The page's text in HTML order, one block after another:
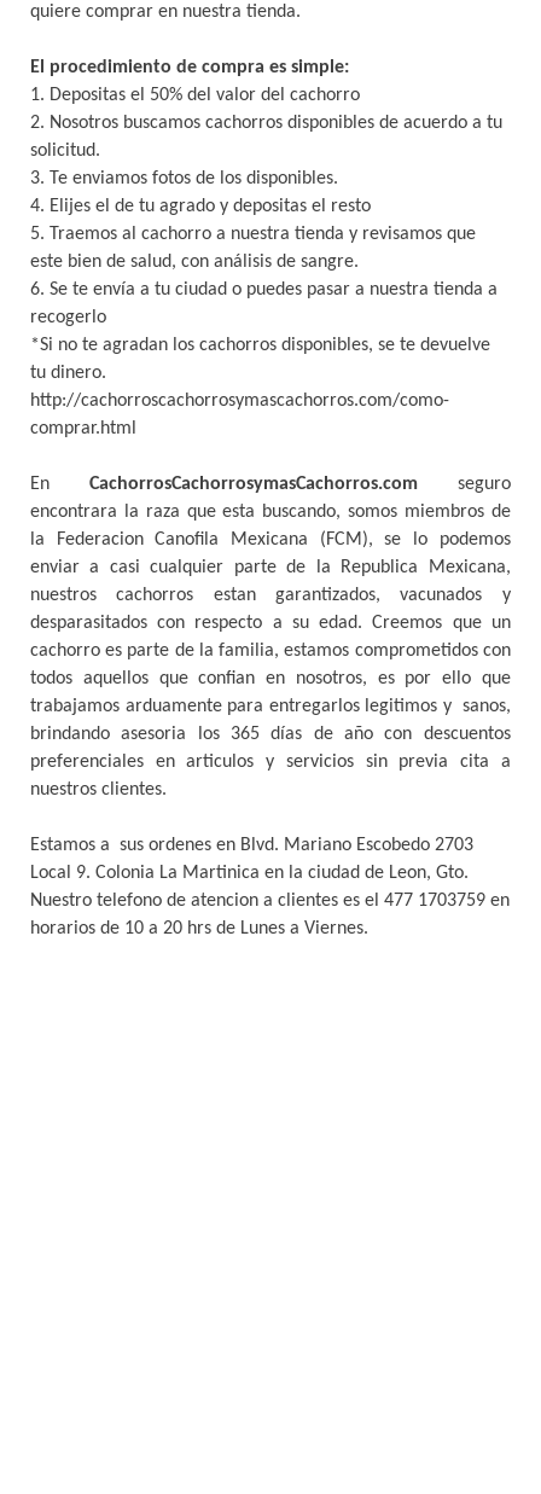
quiere comprar en nuestra tienda.
El procedimiento de compra es simple:
1. Depositas el 50% del valor del cachorro
2. Nosotros buscamos cachorros disponibles de acuerdo a tu
solicitud.
3. Te enviamos fotos de los disponibles.
4. Elijes el de tu agrado y depositas el resto
5. Traemos al cachorro a nuestra tienda y revisamos que
este bien de salud, con análisis de sangre.
6. Se te envía a tu ciudad o puedes pasar a nuestra tienda a
recogerlo
*Si no te agradan los cachorros disponibles, se te devuelve
tu dinero.
http://cachorroscachorrosymascachorros.com/como-
comprar.html
En CachorrosCachorrosymasCachorros.comseguro
encontrara la raza que esta buscando, somos miembros de
la Federacion Canofila Mexicana (FCM), se lo podemos
enviar a casi cualquier parte de la Republica Mexicana,
nuestros cachorros estan garantizados, vacunados y
desparasitados con respecto a su edad. Creemos que un
cachorro es parte de la familia, estamos comprometidos con
todos aquellos que confian en nosotros, es por ello que
trabajamos arduamente para entregarlos legitimos y sanos,
brindando asesoria los 365 días de año con descuentos
preferenciales en articulos y servicios sin previa cita a
nuestros clientes.
Estamos a sus ordenes en Blvd. Mariano Escobedo 2703
Local 9. Colonia La Martinica en la ciudad de Leon, Gto.
Nuestro telefono de atencion a clientes es el 477 1703759 en
horarios de 10 a 20 hrs de Lunes a Viernes.